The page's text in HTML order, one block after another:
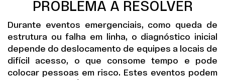
PROBLEMA A RESOLVER
Durante eventos emergenciais, como queda de
estrutura ou falha em linha, o diagnóstico inicial
depende do deslocamento de equipes a locais de
difícil acesso, o que consome tempo e pode
colocar pessoas em risco. Estes eventos podem